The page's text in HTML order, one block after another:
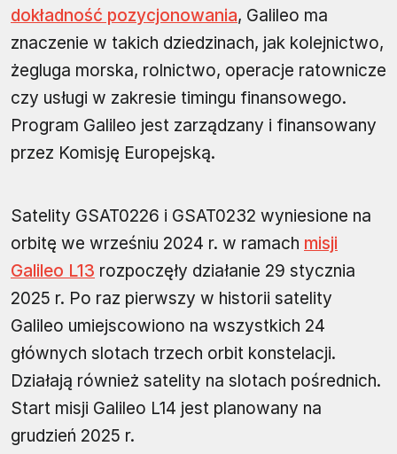
dokładność pozycjonowania, Galileo ma
znaczenie w takich dziedzinach, jak kolejnictwo,
żegluga morska, rolnictwo, operacje ratownicze
czy usługi w zakresie timingu finansowego.
Program Galileo jest zarządzany i finansowany
przez Komisję Europejską.
Satelity GSAT0226 i GSAT0232 wyniesione na
orbitę we wrześniu 2024 r. w ramach misji
Galileo L13 rozpoczęły działanie 29 stycznia
2025 r. Po raz pierwszy w historii satelity
Galileo umiejscowiono na wszystkich 24
głównych slotach trzech orbit konstelacji.
Działają również satelity na slotach pośrednich.
Start misji Galileo L14 jest planowany na
grudzień 2025 r.